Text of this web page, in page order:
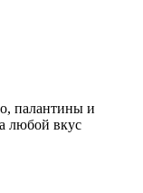
палантины и
любой вкус